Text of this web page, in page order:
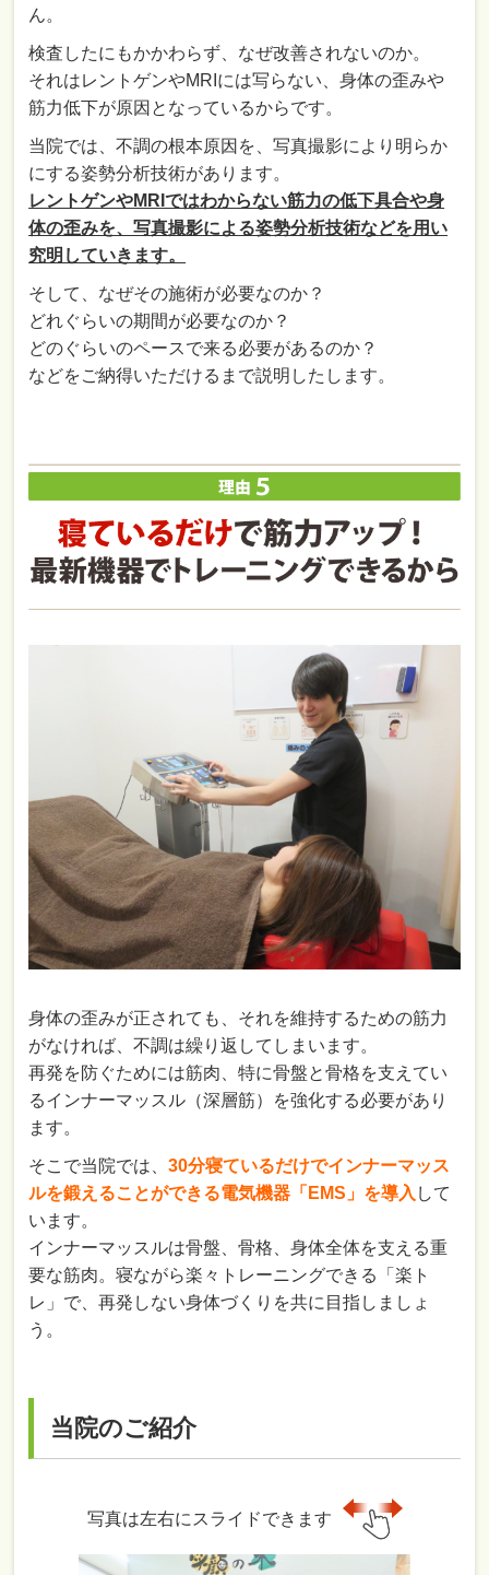
ん。
検査したにもかかわらず、なぜ改善されないのか。
それはレントゲンやMRIには写らない、身体の歪みや
筋力低下が原因となっているからです。
当院では、不調の根本原因を、写真撮影により明らか
にする姿勢分析技術があります。
レントゲンやMRIではわからない筋力の低下具合や身
体の歪みを、写真撮影による姿勢分析技術などを用い
究明していきます。
そして、なぜその施術が必要なのか？
どれぐらいの期間が必要なのか？
どのぐらいのペースで来る必要があるのか？
などをご納得いただけるまで説明したします。
身体の歪みが正されても、それを維持するための筋力
がなければ、不調は繰り返してしまいます。
再発を防ぐためには筋肉、特に骨盤と骨格を支えてい
るインナーマッスル（深層筋）を強化する必要があり
ます。
そこで当院では、30分寝ているだけでインナーマッス
ルを鍛えることができる電気機器「EMS」を導入 して
います。
インナーマッスルは骨盤、骨格、身体全体を支える重
要な筋肉。寝ながら楽々トレーニングできる「楽ト
レ」で、再発しない身体づくりを共に目指しましょ
う。
当院のご紹介
写真は左右にスライドできます